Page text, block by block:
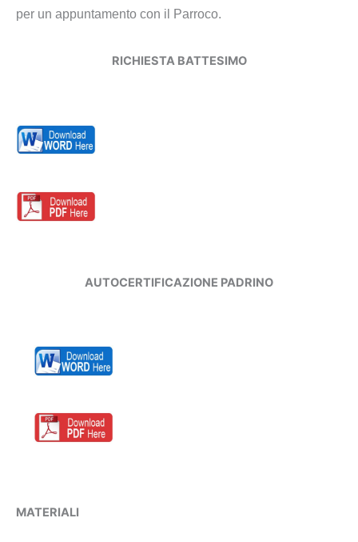
per un appuntamento con il Parroco.
RICHIESTA BATTESIMO
AUTOCERTIFICAZIONE PADRINO
MATERIALI